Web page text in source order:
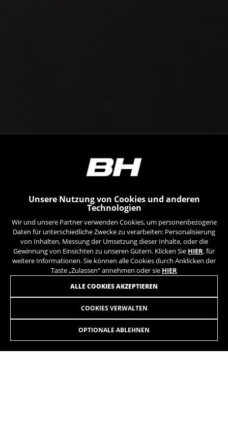
Unsere Nutzung von Cookies und anderen
Technologien
Wir und unsere Partner verwenden Cookies, um personenbezogene
Daten für unterschiedliche Zwecke zu verarbeiten: Personalisierung
von Inhalten, Messung der Umsetzung dieser Inhalte, oder die
Gewinnung von Einsichten zu unseren Gütern. Klicken Sie HIER. für
weitere Informationen. Sie können alle Cookies durch Anklicken der
Taste „Zulassen“ annehmen oder sie HIER
COOKIES VERWALTEN
OPTIONALE ABLEHNEN
ALLE COOKIES AKZEPTIEREN